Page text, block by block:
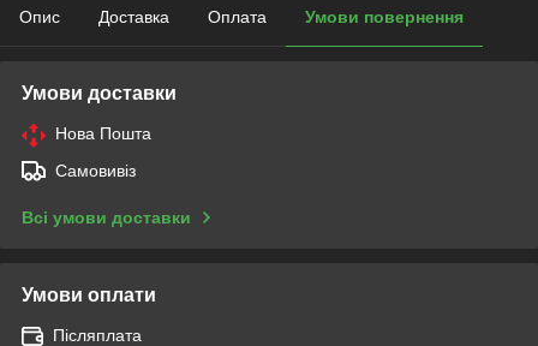
Опис Доставка Оплата Умови повернення
Умови доставки
Нова Пошта
Самовивіз
Всі умови доставки
Умови оплати
Післяплата